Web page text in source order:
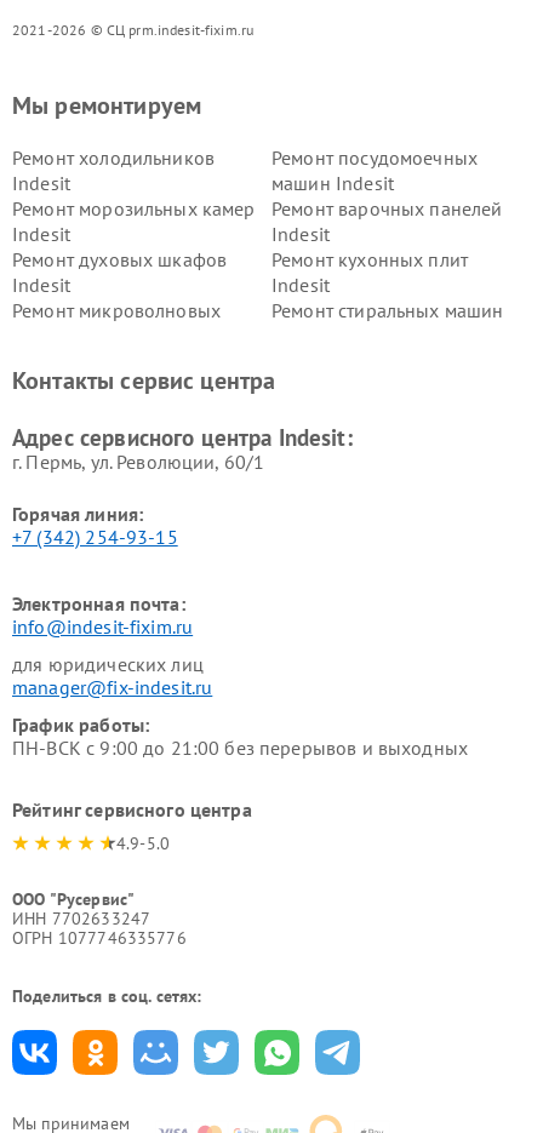
2021-2026 © СЦ prm.indesit-fixim.ru
Мы принимаем
Мы ремонтируем
Ремонт холодильников
Indesit
Ремонт посудомоечных
машин Indesit
Ремонт морозильных камер
Indesit
Ремонт варочных панелей
Indesit
Ремонт духовых шкафов
Indesit
Ремонт кухонных плит
Indesit
Ремонт микроволновых
Ремонт стиральных машин
Indesit
Indesit
Контакты сервис центра
Адрес сервисного центра Indesit:
г. Пермь, ул. ​Революции, 60/1
Горячая линия:
+7 (342) 254-93-15
Электронная почта:
info@indesit-fixim.ru
для юридических лиц
manager@fix-indesit.ru
График работы:
ПН-ВСК с 9:00 до 21:00 без перерывов и выходных
Рейтинг сервисного центра
4.9-5.0
ООО "Русервис"
ИНН 7702633247
ОГРН 1077746335776
Поделиться в соц. сетях: